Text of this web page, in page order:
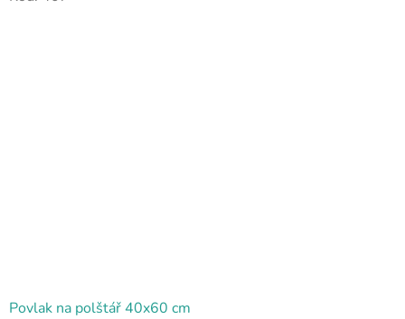
Povlak na polštář 40x60 cm